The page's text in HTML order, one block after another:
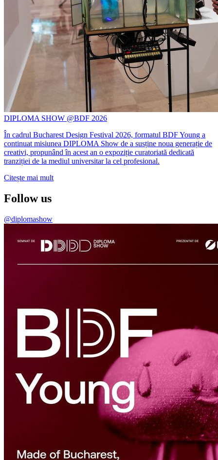
DIPLOMA SHOW @BDF 2026
În cadrul Bucharest Design Festival 2026, formatul BDF Young a
continuat misiunea DIPLOMA Show de a susține noua generație de
creativi, propunând în acest an o expoziție curatoriată dedicată
tranziției de la mediul universitar la cel profesional.
Citește mai mult
Follow us
@diplomashow